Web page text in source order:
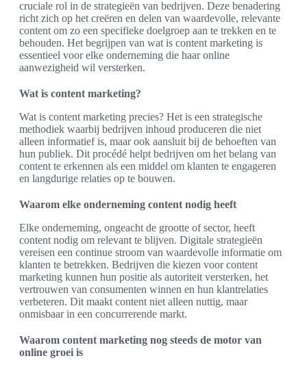
cruciale rol in de strategieën van bedrijven. Deze benadering
richt zich op het creëren en delen van waardevolle, relevante
content om zo een specifieke doelgroep aan te trekken en te
behouden. Het begrijpen van wat is content marketing is
essentieel voor elke onderneming die haar online
aanwezigheid wil versterken.
Wat is content marketing?
Wat is content marketing precies? Het is een strategische
methodiek waarbij bedrijven inhoud produceren die niet
alleen informatief is, maar ook aansluit bij de behoeften van
hun publiek. Dit procédé helpt bedrijven om het belang van
content te erkennen als een middel om klanten te engageren
en langdurige relaties op te bouwen.
Waarom elke onderneming content nodig heeft
Elke onderneming, ongeacht de grootte of sector, heeft
content nodig om relevant te blijven. Digitale strategieën
vereisen een continue stroom van waardevolle informatie om
klanten te betrekken. Bedrijven die kiezen voor content
marketing kunnen hun positie als autoriteit versterken, het
vertrouwen van consumenten winnen en hun klantrelaties
verbeteren. Dit maakt content niet alleen nuttig, maar
onmisbaar in een concurrerende markt.
Waarom content marketing nog steeds de motor van
online groei is